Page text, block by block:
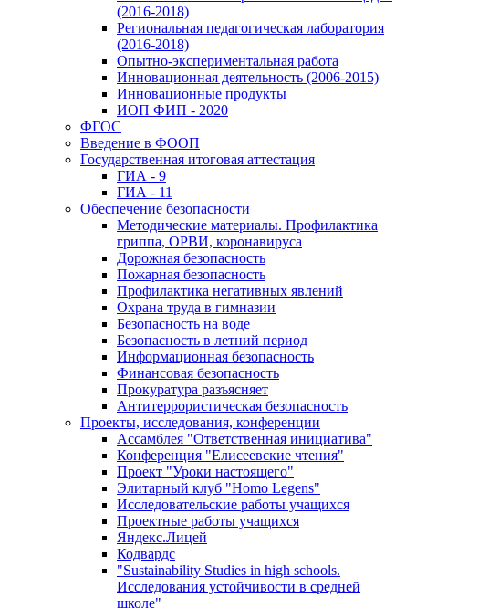
(2016-2018)
Региональная педагогическая лаборатория
(2016-2018)
Опытно-экспериментальная работа
Инновационная деятельность (2006-2015)
Инновационные продукты
ИОП ФИП - 2020
ФГОС
Введение в ФООП
Государственная итоговая аттестация
ГИА - 9
ГИА - 11
Обеспечение безопасности
Методические материалы. Профилактика
гриппа, ОРВИ, коронавируса
Дорожная безопасность
Пожарная безопасность
Профилактика негативных явлений
Охрана труда в гимназии
Безопасность на воде
Безопасность в летний период
Информационная безопасность
Финансовая безопасность
Прокуратура разъясняет
Антитеррористическая безопасность
Проекты, исследования, конференции
Ассамблея "Ответственная инициатива"
Конференция "Елисеевские чтения"
Проект "Уроки настоящего"
Элитарный клуб "Homo Legens"
Исследовательские работы учащихся
Проектные работы учащихся
Яндекс.Лицей
Кодвардс
"Sustainability Studies in high schools.
Исследования устойчивости в средней
школе"